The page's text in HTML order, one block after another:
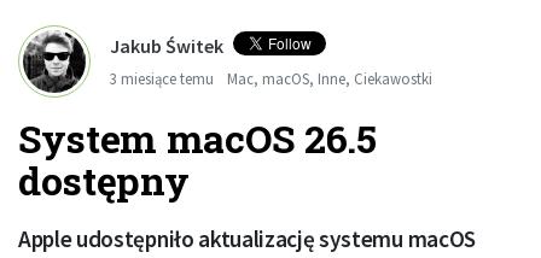
Jakub Świtek
3 miesiące temu Mac, macOS, Inne, Ciekawostki
System macOS 26.5
dostępny
Apple udostępniło aktualizację systemu macOS